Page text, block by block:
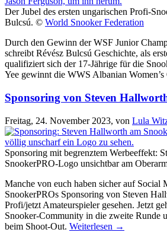
Der Jubel des ersten ungarischen Profi-
Bulcsú. © World Snooker Federation
Durch den Gewinn der WSF Junior
schreibt Révész Bulcsú Geschichte, als
qualifiziert sich der 17-Jährige für die
Yee gewinnt die WWS Albanian Women’s
Sponsoring von Steven
Freitag, 24. November 2023, von Lula
Sponsoring mit begrenztem Werbeeffekt:
SnookerPRO-Logo unsichtbar am
Manche von euch haben sicher auf Social
SnookerPROs Sponsoring von Steven
Profi/jetzt Amateurspieler gesehen. Jetzt
Snooker-Community in die zweite Runde
beim Shoot-Out. Weiterlesen →